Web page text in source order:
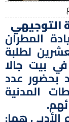
التوجيهي
سيادة المطران
لطلبة
بيت جالا
بحضور عدد
المدنية
الأدبي هما: